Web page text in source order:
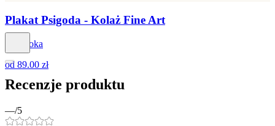
Plakat Psigoda - Kolaż Fine Art
Dapidoka
od 89.00 zł
Recenzje produktu
—/5